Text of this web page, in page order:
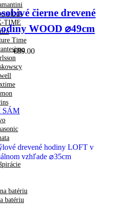
TIME
Time
SÁM
batériu
batériu
čierne drevené
WOOD ⌀49cm
€89.00